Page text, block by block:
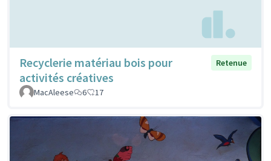
Recyclerie matériau bois pour
activités créatives
Retenue
MacAleese 6 17